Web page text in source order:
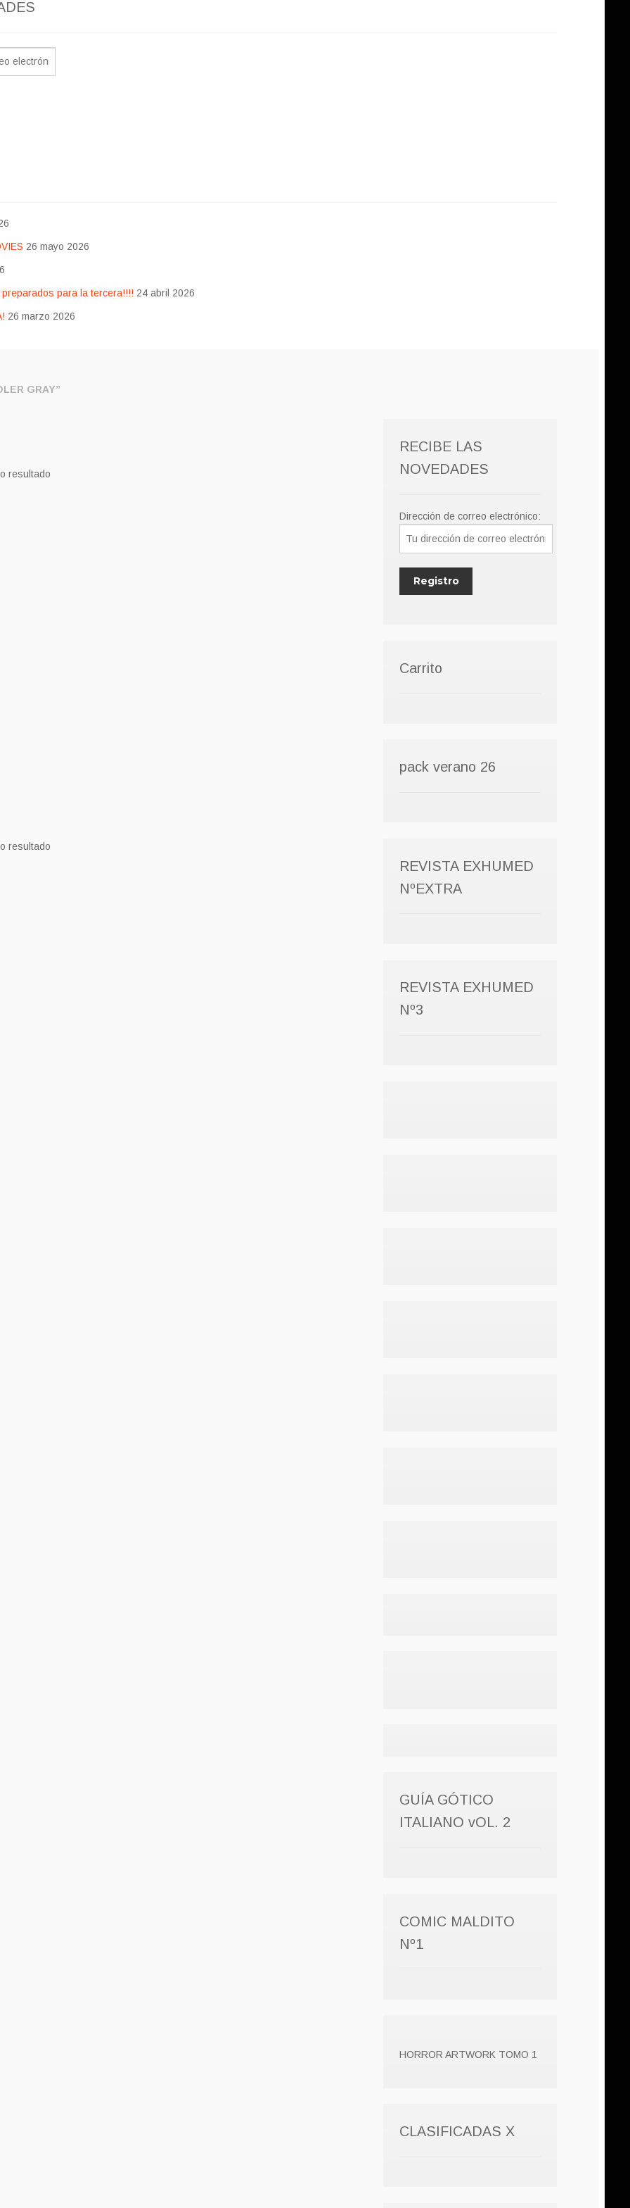
26 mayo 2026
para la tercera!!!! 24 abril 2026
26 marzo 2026
GRAY”
resultado
resultado
RECIBE LAS
NOVEDADES
Dirección de correo electrónico:
Carrito
pack verano 26
REVISTA EXHUMED
NºEXTRA
REVISTA EXHUMED
Nº3
GUÍA GÓTICO
ITALIANO vOL. 2
COMIC MALDITO
Nº1
HORROR ARTWORK TOMO 1
CLASIFICADAS X